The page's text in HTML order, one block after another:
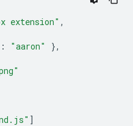
extension" ,
: "aaron"
},
]